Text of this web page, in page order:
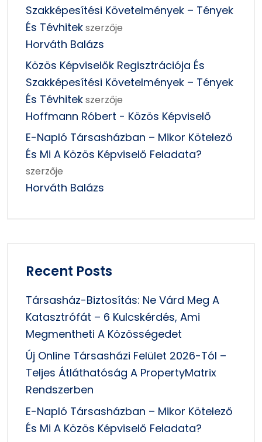
Szakképesítési Követelmények – Tények
És Tévhitekszerzője
Horváth Balázs
Közös Képviselők Regisztrációja És
Szakképesítési Követelmények – Tények
És Tévhitekszerzője
Hoffmann Róbert - Közös Képviselő
E-Napló Társasházban – Mikor Kötelező
És Mi A Közös Képviselő Feladata?
szerzője
Horváth Balázs
Recent Posts
Társasház-Biztosítás: Ne Várd Meg A
Katasztrófát – 6 Kulcskérdés, Ami
Megmentheti A Közösségedet
Új Online Társasházi Felület 2026-Tól –
Teljes Átláthatóság A PropertyMatrix
Rendszerben
E-Napló Társasházban – Mikor Kötelező
És Mi A Közös Képviselő Feladata?